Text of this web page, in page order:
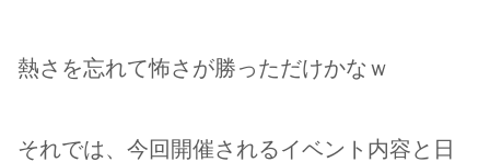
熱さを忘れて怖さが勝っただけかなｗ
それでは、今回開催されるイベント内容と日